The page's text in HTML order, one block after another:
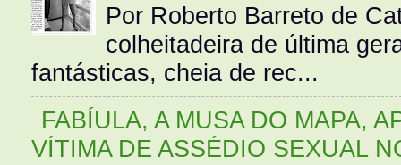
Por Roberto Barreto de
colheitadeira de última
fantásticas, cheia de rec...
FABÍULA, A MUSA DO MAPA,
VÍTIMA DE ASSÉDIO SEXUAL